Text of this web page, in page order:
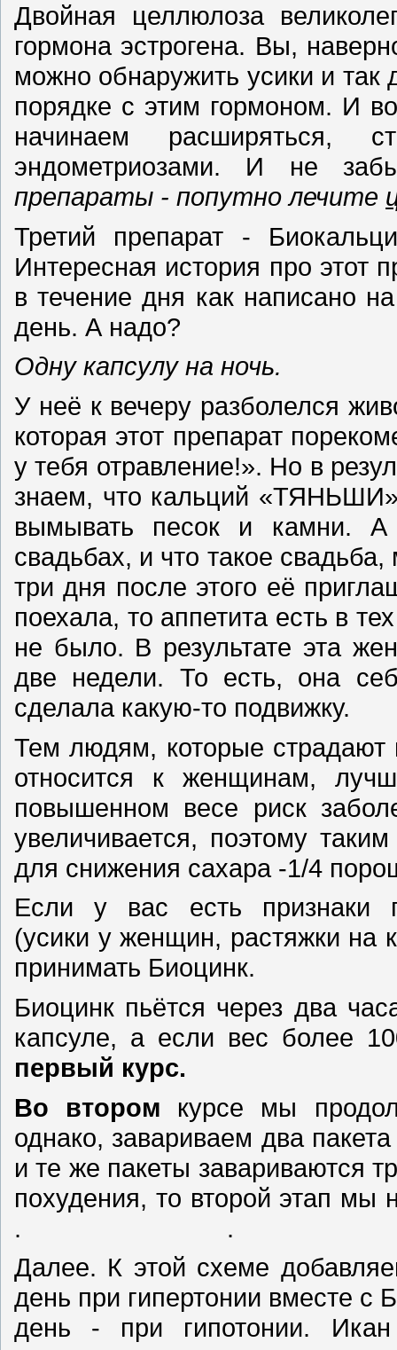
Двойная целлюлоза
гормона эстрогена. Вы,
можно обнаружить усики и так
порядке с этим гормоном. И
начинаем расширяться,
эндометриозами. И не
препараты - попутно лечите
Третий препарат -
Интересная история про этот
в течение дня как написано
день. А надо?
Одну капсулу на ночь.
У неё к вечеру разболелся
которая этот препарат
у тебя отравление!». Но в
знаем, что кальций
вымывать песок и камни.
свадьбах, и что такое
три дня после этого её
поехала, то аппетита есть в
не было. В результате эта
две недели. То есть, она
сделала какую-то подвижку.
Тем людям, которые
относится к женщинам,
повышенном весе риск
увеличивается, поэтому
для снижения сахара -1/4
Если у вас есть признаки
(усики у женщин, растяжки на
принимать Биоцинк.
Биоцинк пьётся через два
капсуле, а если вес более
первый курс.
Во втором курсе мы
однако, завариваем два
и те же пакеты завариваются
похудения, то
. .
Далее. К этой схеме
день при гипертонии вместе с
день - при гипотонии. Икан